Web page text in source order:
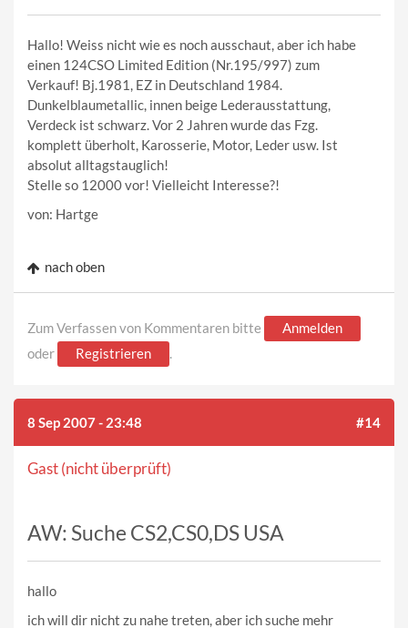
Hallo! Weiss nicht wie es noch ausschaut, aber ich habe
einen 124CSO Limited Edition (Nr.195/997) zum
Verkauf! Bj.1981, EZ in Deutschland 1984.
Dunkelblaumetallic, innen beige Lederausstattung,
Verdeck ist schwarz. Vor 2 Jahren wurde das Fzg.
komplett überholt, Karosserie, Motor, Leder usw. Ist
absolut alltagstauglich!
Stelle so 12000 vor! Vielleicht Interesse?!
von: Hartge
nach oben
Zum Verfassen von Kommentaren bitte
Anmelden
oder
Registrieren .
8 Sep 2007 - 23:48 #14
Gast (nicht überprüft)
AW: Suche CS2,CS0,DS USA
hallo
ich will dir nicht zu nahe treten, aber ich suche mehr